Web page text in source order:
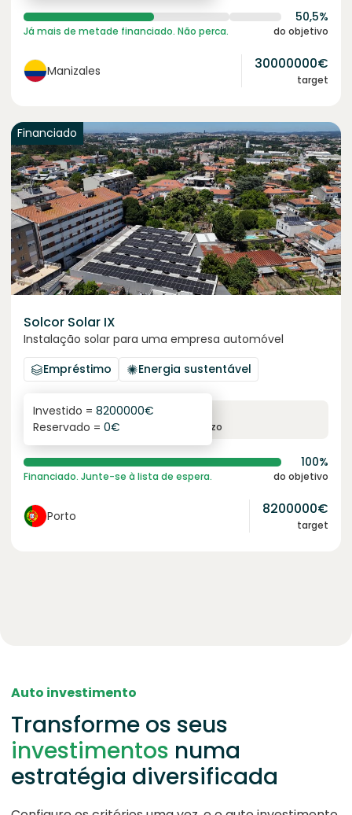
50,5%
Já mais de metade financiado. Não perca. do objetivo
Manizales 30000000€
target
Financiado
Solcor Solar IX
Instalação solar para uma empresa automóvel
Empréstimo
Energia sustentável
6.1%
juro anual prazo
Investido = 8200000€
Reservado = 0€
100%
Financiado. Junte-se à lista de espera. do objetivo
Porto 8200000€
target
Auto investimento
Transforme os seus
investimentos numa
estratégia diversificada